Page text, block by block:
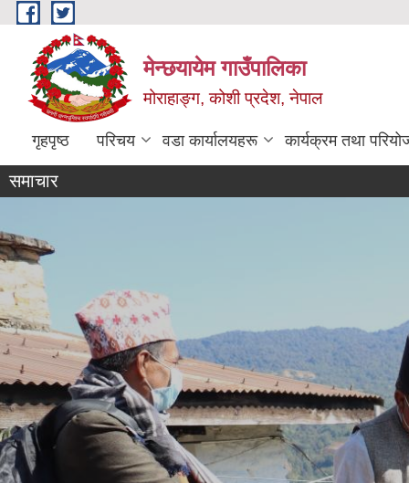
Skip to main content
मेन्छयायेम गाउँपालिका
मोराहाङ्ग, कोशी प्रदेश, नेपाल
गृहपृष्ठ परिचय वडा कार्यालयहरू कार्यक्रम तथा
समाचार